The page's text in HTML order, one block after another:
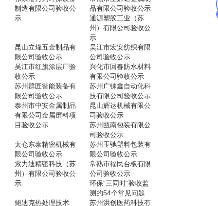
制造有限公司验收公
示
品有限公司验收公示
通源塑胶工业（苏
州）有限公司验收公
示
昆山立烽五金制品有
限公司验收公示
吴江市宏安纺织有限
公司验收公示
吴江市红旗涂层厂验
收公示
兴化市回春防水材料
有限公司验收公示
苏州群匠智能装备有
限公司验收公示
苏州广铼鑫自动化科
技有限公司验收公示
泰州市中安金属制品
有限公司金属磨料项
目验收公示
昆山辉达机械有限公
司验收公示
苏州瓯南包装有限公
司验收公示
太仓东泰精密机械有
限公司验收公示
苏州玉驰塑料包装有
限公司验收公示
索力迪精密科技（苏
州）有限公司验收公
示
常熟市福民台板有限
公司验收公示
环保“三同时”验收监
测的54个常见问题
鲍迪克热处理技术
苏州洪创医药科技有